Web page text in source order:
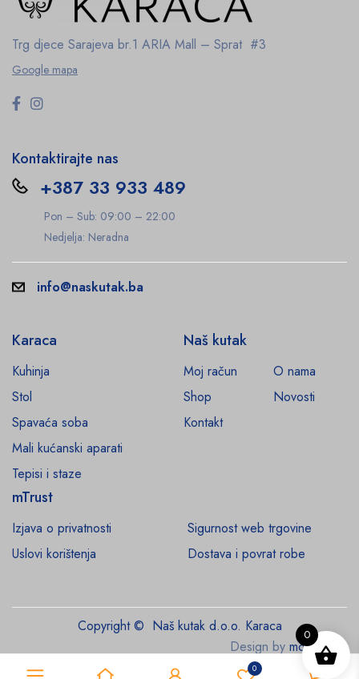
0 0
Trg djece Sarajeva br.1 ARIA Mall – Sprat #3
Google mapa
Kontaktirajte nas
+387 33 933 489
Pon – Sub: 09:00 – 22:00
Nedjelja: Neradna
info@naskutak.ba
Karaca
Kuhinja
Stol
Spavaća soba
Mali kućanski aparati
Tepisi i staze
Naš kutak
Moj račun
O nama
Shop
Novosti
Kontakt
mTrust
Izjava o privatnosti
Sigurnost web trgovine
Uslovi korištenja
Dostava i povrat robe
Copyright © Naš kutak d.o.o. Karaca
Design by monroe.ba
0